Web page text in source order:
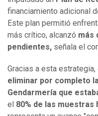
financiamiento adicional
Este plan permitió
más crítico, alcanzó más
pendientes, señala el
Gracias a esta
eliminar por completo
Gendarmería que
el 80% de las muestras